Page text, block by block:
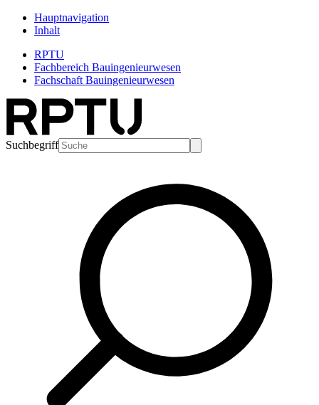
Hauptnavigation
Inhalt
RPTU
Fachbereich Bauingenieurwesen
Fachschaft Bauingenieurwesen
Suchbegriff